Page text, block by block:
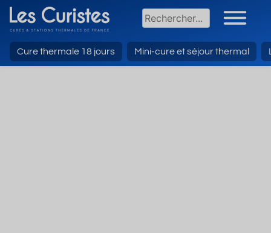
Cure thermale 18 jours Mini-cure et séjour thermal